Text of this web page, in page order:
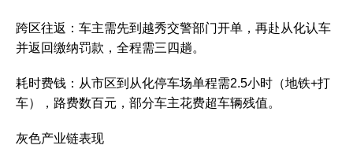
‌跨区往返‌：车主需先到越秀交警部门开单，再赴从化认车
并返回缴纳罚款，全程需三四趟。‌‌
‌耗时费钱‌：从市区到从化停车场单程需2.5小时（地铁+打
车），路费数百元，部分车主花费超车辆残值。‌‌
灰色产业链表现